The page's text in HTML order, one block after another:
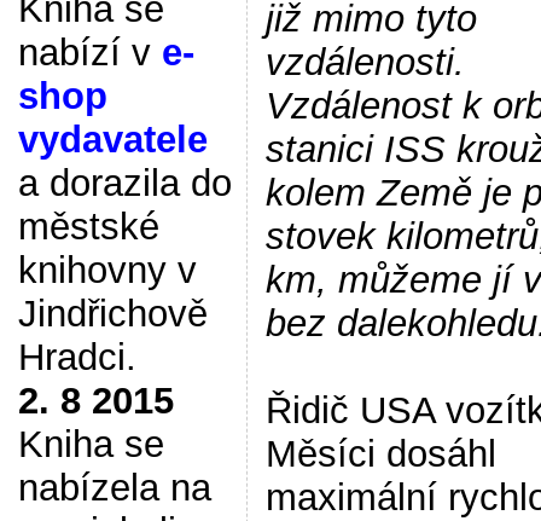
Kniha se
nabízí v e-
shop
vydavatele
a dorazila do
městské
knihovny v
Jindřichově
Hradci.
2. 8 2015
Kniha se
nabízela na
již mimo tyto
vzdálenosti.
Vzdálenost k
stanici ISS
kolem Země je
stovek
km, můžeme jí
bez
Řidič USA
Měsíci dosáhl
maximální